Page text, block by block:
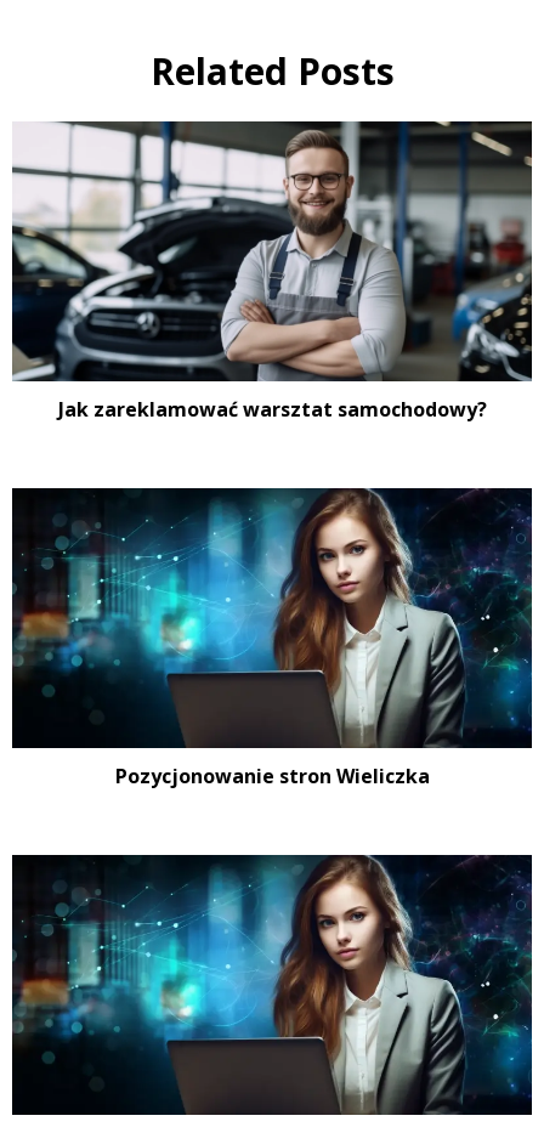
Related Posts
Jak zareklamować warsztat samochodowy?
Pozycjonowanie stron Wieliczka